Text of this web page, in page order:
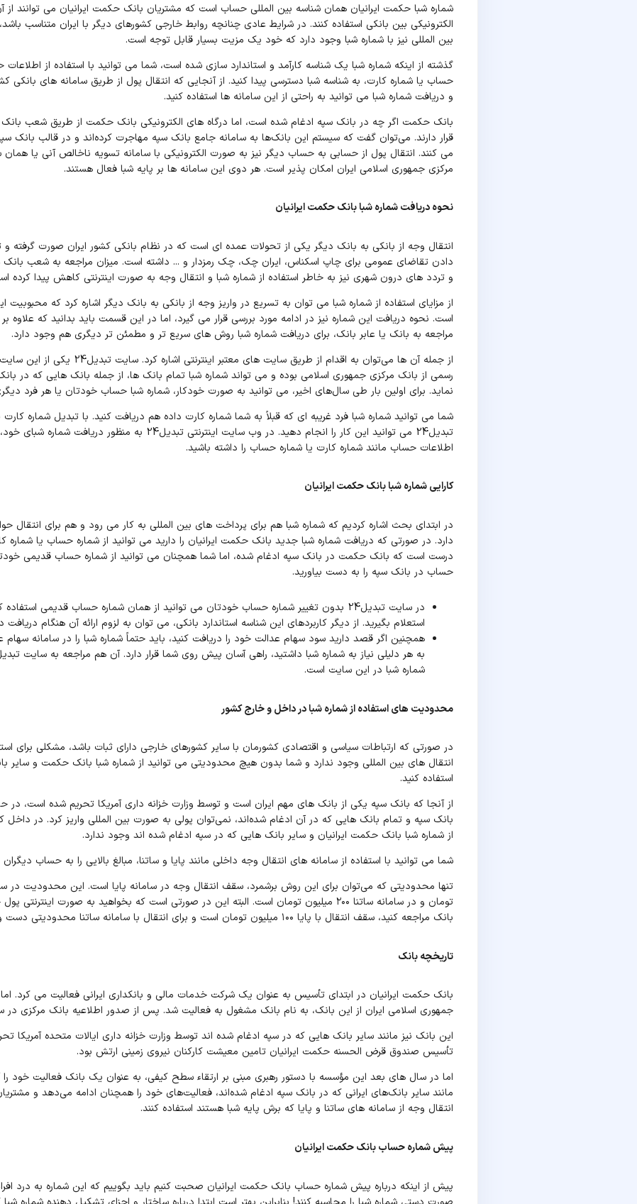
شماره شبا حکمت ایرانیان همان شناسه بین المللی حساب است که مشتریان بانک حکمت ایرانیان می توانند از
الکترونیکی بین بانکی استفاده کنند. در شرایط عادی چنانچه روابط خارجی کشورهای دیگر با ایران متناسب
بین المللی نیز با شماره شبا وجود دارد که خود یک مزیت بسیار قابل توجه است.
گذشته از اینکه شماره شبا یک شناسه کارآمد و استاندارد سازی شده است، شما می توانید با استفاده از
حساب یا شماره کارت، به شناسه شبا دسترسی پیدا کنید. از آنجایی که انتقال پول از طریق سامانه های بانکی
و دریافت شماره شبا می توانید به راحتی از این سامانه ها استفاده کنید.
بانک حکمت اگر چه در بانک سپه ادغام شده است، اما درگاه های الکترونیکی بانک حکمت از طریق شعب
قرار دارند. می‌توان گفت که سیستم این بانک‌ها به سامانه جامع بانک سپه مهاجرت کرده‌اند و در قالب بانک
می کنند. انتقال پول از حسابی به حساب دیگر نیز به صورت الکترونیکی با سامانه تسویه ناخالص آنی یا همان
مرکزی جمهوری اسلامی ایران امکان پذیر است. هر دوی این سامانه ها بر پایه شبا فعال هستند.
نحوه دریافت شماره شبا بانک حکمت ایرانیان
انتقال وجه از بانکی به بانک دیگر یکی از تحولات عمده ای است که در نظام بانکی کشور ایران صورت گرفته
دادن تقاضای عمومی برای چاپ اسکناس، ایران چک، چک رمزدار و ... داشته است. میزان مراجعه به شعب
و تردد های درون شهری نیز به خاطر استفاده از شماره شبا و انتقال وجه به صورت اینترنتی کاهش پیدا کرده
از مزایای استفاده از شماره شبا می توان به تسریع در واریز وجه از بانکی به بانک دیگر اشاره کرد که
است. نحوه دریافت این شماره نیز در ادامه مورد بررسی قرار می گیرد، اما در این قسمت باید بدانید که
مراجعه به بانک یا عابر بانک، برای دریافت شماره شبا روش های سریع تر و مطمئن تر دیگری هم وجود دارد.
از جمله آن ها می‌توان به اقدام از طریق سایت
رسمی از بانک مرکزی جمهوری اسلامی بوده و می تواند شماره شبا تمام بانک ها، از جمله بانک هایی که در
نماید. برای اولین بار طی سال‌های اخیر، می توانید به صورت خودکار، شماره شبا حساب خودتان یا هر فرد
شما می توانید شماره شبا فرد غریبه ای که قبلاً به شما شماره کارت داده هم دریافت کنید. با تبدیل شماره
تبدیل24 می توانید این کار را انجام دهید. در وب سایت اینترنتی تبدیل24
اطلاعات حساب مانند شماره کارت یا شماره حساب را داشته باشید.
کارایی شماره شبا بانک حکمت ایرانیان
در ابتدای بحث اشاره کردیم که شماره شبا هم برای پرداخت های بین المللی به کار می رود و هم برای انتقال
دارد. در صورتی که دریافت شماره شبا جدید بانک حکمت ایرانیان را دارید می توانید از شماره حساب یا شماره
درست است که بانک حکمت در بانک سپه ادغام شده، اما شما همچنان می توانید از شماره حساب قدیمی
حساب در بانک سپه را به دست بیاورید.
در سایت تبدیل24 بدون تغییر شماره حساب خودتان می توانید از همان شماره حساب قدیمی
استعلام بگیرید. از دیگر کاربردهای این شناسه استاندارد بانکی، می توان به لزوم ارائه آن هنگام دریافت
همچنین اگر قصد دارید سود سهام عدالت خود را دریافت کنید، باید حتماً شماره شبا را در سامانه سهام
شماره شبا در این سایت است.
محدودیت های استفاده از شماره شبا در داخل و خارج کشور
در صورتی که ارتباطات سیاسی و اقتصادی کشورمان با سایر کشورهای خارجی دارای ثبات باشد، مشکلی برای
انتقال های بین المللی وجود ندارد و شما بدون هیچ محدودیتی می توانید از شماره شبا بانک حکمت و سایر
استفاده کنید.
از آنجا که بانک سپه یکی از بانک های مهم ایران است و توسط وزارت خزانه داری آمریکا تحریم شده است، در
بانک سپه و تمام بانک هایی که در آن ادغام شده‌اند، نمی‌توان پولی به صورت بین المللی واریز کرد. در داخل
از شماره شبا بانک حکمت ایرانیان و سایر بانک هایی که در سپه ادغام شده اند وجود ندارد.
شما می توانید با استفاده از سامانه های انتقال وجه داخلی مانند پایا و ساتنا، مبالغ بالایی را به حساب دیگران
تومان و در سامانه ساتنا ۲۰۰ میلیون تومان است. البته این در صورتی است که بخواهید به صورت
بانک مراجعه کنید، سقف انتقال با پایا ۱۰۰ میلیون تومان است و برای انتقال با سامانه ساتنا محدودیتی دست و پای شما را نمی بندد.
تاریخچه بانک
جمهوری اسلامی ایران از این بانک، به نام بانک مشغول به فعالیت شد. پس از صدور اطلاعیه بانک مرکزی در سال ۹۷ در بانک سپه
این بانک نیز مانند سایر بانک هایی که در سپه ادغام شده اند توسط وزارت خزانه داری ایالات متحده آمریکا
تأسیس صندوق قرض الحسنه حکمت ایرانیان تامین معیشت کارکنان نیروی زمینی ارتش بود.
اما در سال های بعد این مؤسسه با دستور رهبری مبنی بر ارتقاء سطح کیفی، به عنوان یک بانک فعالیت خود را
مانند سایر بانک‌های ایرانی که در بانک سپه ادغام شده‌اند، فعالیت‌های خود را همچنان ادامه می‌دهد و
انتقال وجه از سامانه های ساتنا و پایا که برش پایه شبا هستند استفاده کنند.
پیش شماره حساب بانک حکمت ایرانیان
پیش از اینکه درباره پیش شماره حساب بانک حکمت ایرانیان صحبت کنیم باید بگوییم که این شماره به درد